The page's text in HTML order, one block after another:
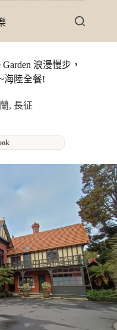
浪漫慢步，
海陸全餐!
, 長征